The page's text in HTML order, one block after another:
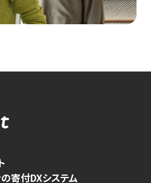
寄付DXシステム